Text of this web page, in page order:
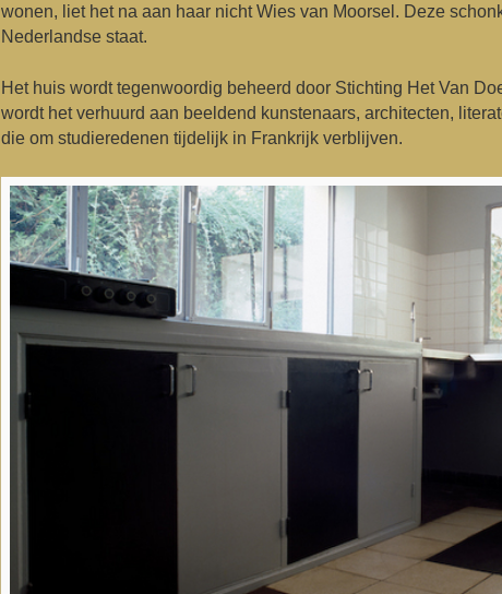
wonen, liet het na aan haar nicht Wies van Moorsel. Deze
Nederlandse staat.
Het huis wordt tegenwoordig beheerd door Stichting Het Van
wordt het verhuurd aan beeldend kunstenaars, architecten,
die om studieredenen tijdelijk in Frankrijk verblijven.